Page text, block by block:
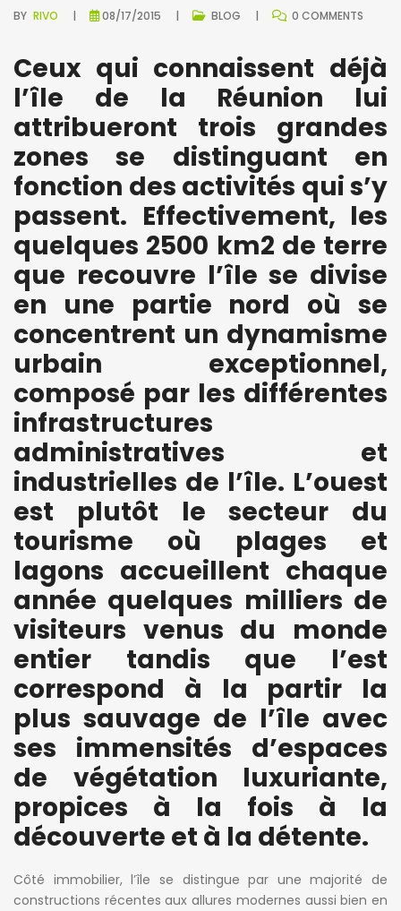
BY RIVO 08/17/2015 BLOG 0 COMMENTS
Ceux qui connaissent déjà
l’île de la Réunion lui
attribueront trois grandes
zones se distinguant en
fonction des activités qui s’y
passent. Effectivement, les
quelques 2500 km2 de terre
que recouvre l’île se divise
en une partie nord où se
concentrent un dynamisme
urbain exceptionnel,
composé par les différentes
infrastructures
administratives et
industrielles de l’île. L’ouest
est plutôt le secteur du
tourisme où plages et
lagons accueillent chaque
année quelques milliers de
visiteurs venus du monde
entier tandis que l’est
correspond à la partir la
plus sauvage de l’île avec
ses immensités d’espaces
de végétation luxuriante,
propices à la fois à la
découverte et à la détente.
Côté immobilier, l’île se distingue par une majorité de
constructions récentes aux allures modernes aussi bien en